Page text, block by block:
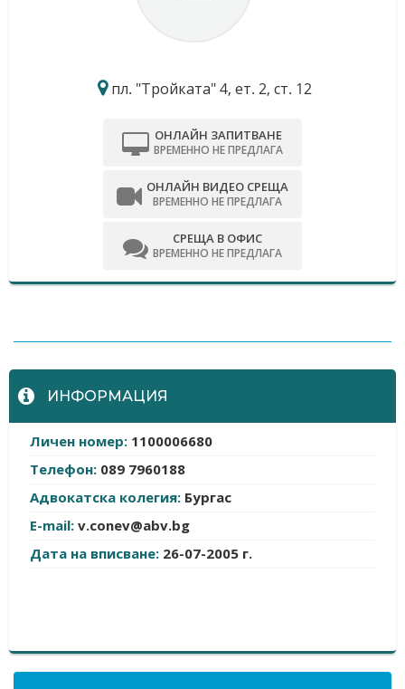
пл. "Тройката" 4, ет. 2, ст. 12
ОНЛАЙН ЗАПИТВАНЕ
ВРЕМЕННО НЕ ПРЕДЛАГА
ОНЛАЙН ВИДЕО СРЕЩА
ВРЕМЕННО НЕ ПРЕДЛАГА
СРЕЩА В ОФИС
ВРЕМЕННО НЕ ПРЕДЛАГА
ИНФОРМАЦИЯ
Личен номер: 1100006680
Телефон: 089 7960188
Адвокатска колегия: Бургас
E-mail: v.conev@abv.bg
Дата на вписване: 26-07-2005 г.